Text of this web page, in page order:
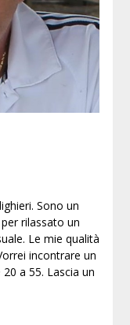
Sono un
rilassato un
Le mie qualità
incontrare un
a 55. Lascia un